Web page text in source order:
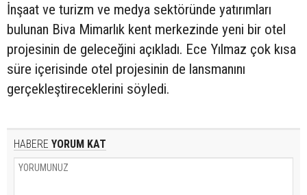
İnşaat ve turizm ve medya sektöründe yatırımları
bulunan Biva Mimarlık kent merkezinde yeni bir otel
projesinin de geleceğini açıkladı. Ece Yılmaz çok kısa
süre içerisinde otel projesinin de lansmanını
gerçekleştireceklerini söyledi.
HABERE YORUM KAT